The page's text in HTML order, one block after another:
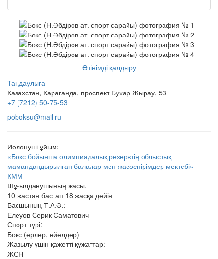
Өтінімді қалдыру
Таңдаулыға
Казахстан, Караганда, проспект Бухар Жырау, 53
+7 (7212) 50-75-53
poboksu@mail.ru
Иеленуші ұйым:
«Бокс бойынша олимпиадалық резервтің облыстық
мамандандырылған балалар мен жасөспірімдер мектебі»
КММ
Шұғылданушының жасы:
10 жастан бастап 18 жасқа дейін
Басшының Т.А.Ә.:
Елеуов Серик Саматович
Спорт түрі:
Бокс (ерлер, әйелдер)
Жазылу үшін қажетті құжаттар:
ЖСН